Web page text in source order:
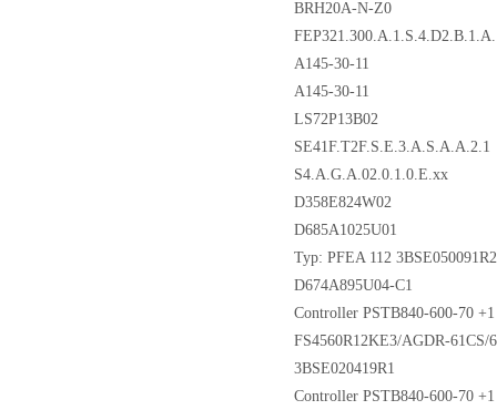
BRH20A-N-Z0
A145-30-11
A145-30-11
LS72P13B02
SE41F.T2F.S.E.3.A.S.A.A.2.1
S4.A.G.A.02.0.1.0.E.xx
D358E824W02
D685A1025U01
Typ: PFEA 112
D674A895U04-C1
Controller PSTB840-600-70
FS4560R12KE3/AGDR-61CS/
3BSE020419R1
Controller PSTB840-600-70